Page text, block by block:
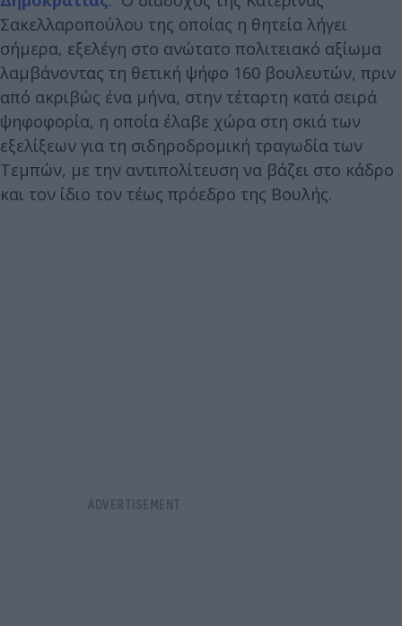
Σακελλαροπούλου της οποίας η θητεία λήγει
σήμερα, εξελέγη στο ανώτατο πολιτειακό αξίωμα
λαμβάνοντας τη θετική ψήφο 160 βουλευτών, πριν
από ακριβώς ένα μήνα, στην τέταρτη κατά σειρά
ψηφοφορία, η οποία έλαβε χώρα στη σκιά των
εξελίξεων για τη σιδηροδρομική τραγωδία των
Τεμπών, με την αντιπολίτευση να βάζει στο κάδρο
και τον ίδιο τον τέως πρόεδρο της Βουλής.